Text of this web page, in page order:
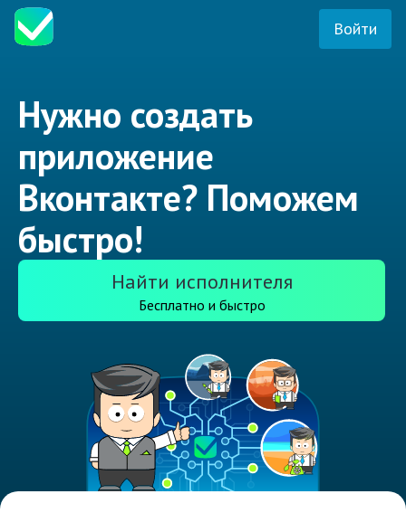
Войти
Нужно создать
приложение
Вконтакте? Поможем
быстро!
Найти исполнителя
Бесплатно и быстро